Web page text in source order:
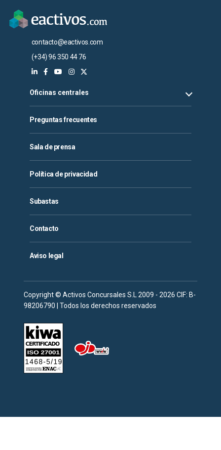
contacto@eactivos.com
(+34) 96 350 44 76
Oficinas centrales
Preguntas frecuentes
Sala de prensa
Política de privacidad
Subastas
Contacto
Aviso legal
Copyright © Activos Concursales S.L 2009 - 2026 CIF: B-
98206790 | Todos los derechos reservados